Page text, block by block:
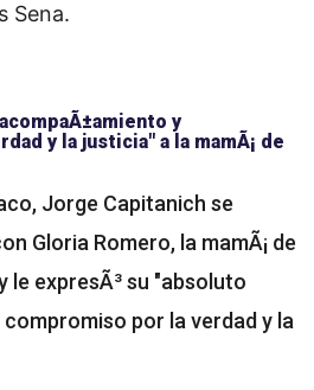
Sena.
y
y la justicia" a la mamÃ¡ de
Jorge Capitanich se
Gloria Romero, la mamÃ¡ de
le expresÃ³ su "absoluto
por la verdad y la